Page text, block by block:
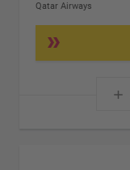
Qatar Airways